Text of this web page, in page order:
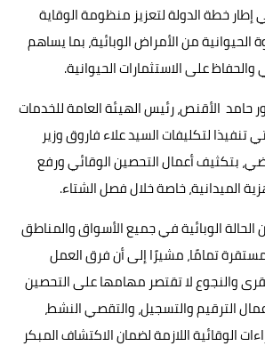
خطة الدولة لتعزيز منظومة الوقاية
الحيوانية من الأمراض الوبائية، بما يساهم
على الاستثمارات الحيوانية.
حامد الأقنص، رئيس الهيئة العامة للخدمات
تنفيذا لتكليفات السيد علاء فاروق وزير
بتكثيف أعمال التحصين الوقائي ورفع
الميدانية، خاصة خلال فصل الشتاء.
الوبائية في جميع الأسواق والمناطق
تمامًا، مشيرًا إلى أن فرق العمل
والنجوع لا تقتصر مهامها على التحصين
الترقيم والتسجيل، والتقصي النشط،
الوقائية اللازمة لضمان الاكتشاف المبكر